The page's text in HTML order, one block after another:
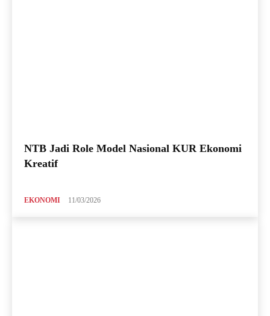
NTB Jadi Role Model Nasional KUR Ekonomi
Kreatif
EKONOMI 11/03/2026